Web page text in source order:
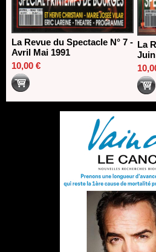
La Revue du Spectacle N° 7 -
Avril Mai 1991
10,00 €
La